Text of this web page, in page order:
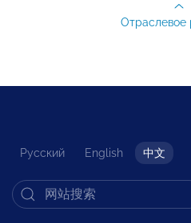
Отраслевое
Русский English 中文